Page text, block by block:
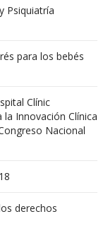
Psiquiatría
para los bebés
Clínic
Innovación Clínica
Nacional
derechos